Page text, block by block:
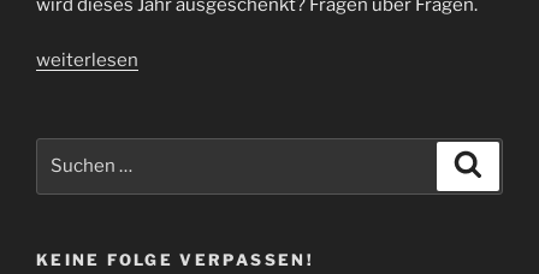
wird dieses Jahr ausgeschenkt? Fragen über Fragen.
„Full
|
Interview
Zwiebel
weiterlesen
KEINE FOLGE VERPASSEN!